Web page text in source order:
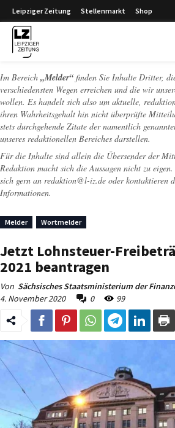
Leipziger Zeitung Stellenmarkt Shop
Im Bereich „Melder“ finden Sie Inhalte Dritter,
verschiedensten Wegen erreichen und die wir
wollen. Es handelt sich also um aktuelle,
ihren Wahrheitsgehalt hin nicht überprüfte
stets durchgehende Zitate der namentlich
unseres redaktionellen Bereiches darstellen.
Für die Inhalte sind allein die Übersender der
Redaktion macht sich die Aussagen nicht zu
sich gern an redaktion@l-iz.de oder kontaktieren
Informationen.
Melder Wortmelder
Jetzt Lohnsteuer-
2021 beantragen
Von Sächsisches Staatsministerium der
4. November 2020
0 99